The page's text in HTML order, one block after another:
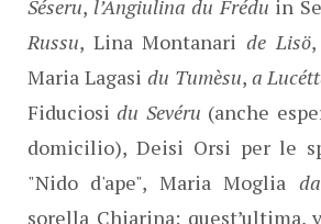
Séseru, l’Angiulina du Frédu in
Russu, Lina Montanari de Lisö,
Maria Lagasi du Tumèsu, a
Fiduciosidu Sevéru (anche
domicilio), Deisi Orsi per le
"Nido d'ape", Maria Moglia
sorella Chiarina: quest’ultima,